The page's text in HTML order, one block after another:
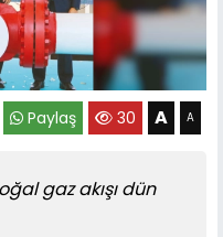
Paylaş 30 A A
gaz akışı dün